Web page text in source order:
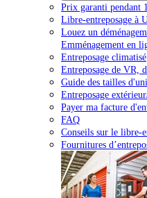
Prix garanti pendant
Libre-entreposage à
Louez un
Emménagement en
Entreposage climatisé
Entreposage de VR,
Guide des tailles
Entreposage
Payer ma facture
FAQ
Conseils sur le libre-
Fournitures